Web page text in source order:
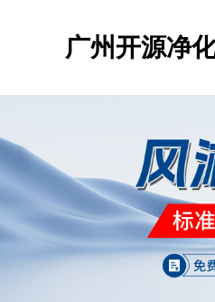
广州开源净